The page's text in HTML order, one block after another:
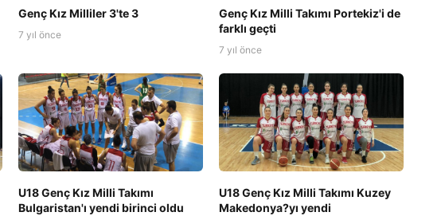
Genç Kız Milliler 3'te 3
7 yıl önce
Genç Kız Milli Takımı Portekiz'i de
farklı geçti
7 yıl önce
U18 Genç Kız Milli Takımı
Bulgaristan'ı yendi birinci oldu
U18 Genç Kız Milli Takımı Kuzey
Makedonya?yı yendi